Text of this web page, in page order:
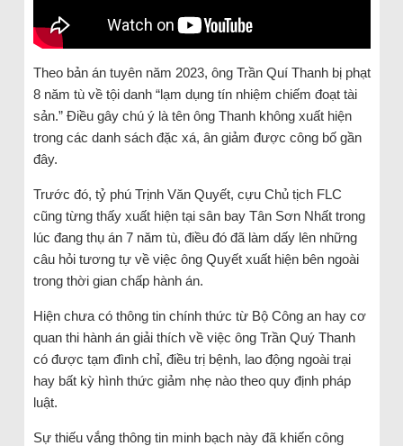
Theo bản án tuyên năm 2023, ông Trần Quí Thanh bị phạt
8 năm tù về tội danh “lạm dụng tín nhiệm chiếm đoạt tài
sản.” Điều gây chú ý là tên ông Thanh không xuất hiện
trong các danh sách đặc xá, ân giảm được công bố gần
đây.
Trước đó, tỷ phú Trịnh Văn Quyết, cựu Chủ tịch FLC
cũng từng thấy xuất hiện tại sân bay Tân Sơn Nhất trong
lúc đang thụ án 7 năm tù, điều đó đã làm dấy lên những
câu hỏi tương tự về việc ông Quyết xuất hiện bên ngoài
trong thời gian chấp hành án.
Hiện chưa có thông tin chính thức từ Bộ Công an hay cơ
quan thi hành án giải thích về việc ông Trần Quý Thanh
có được tạm đình chỉ, điều trị bệnh, lao động ngoài trại
hay bất kỳ hình thức giảm nhẹ nào theo quy định pháp
luật.
Sự thiếu vắng thông tin minh bạch này đã khiến công